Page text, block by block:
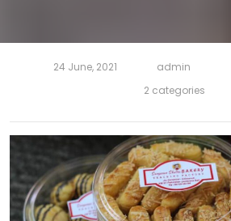
24 June, 2021 admin
2 categories